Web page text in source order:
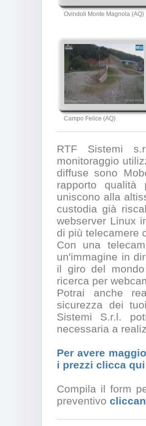
Ovindoli Monte Magnola (AQ)
Campo Felice (AQ)
RTF Sistemi
monitoraggio
diffuse sono
rapporto qualità
uniscono alla
custodia già
webserver Linux
di più telecamere
Con una
un'immagine in
il giro del
ricerca per
Potrai anche
sicurezza dei
Sistemi S.r.l.
necessaria a
Per avere
i prezzi clicca qui
Compila il form
preventivo